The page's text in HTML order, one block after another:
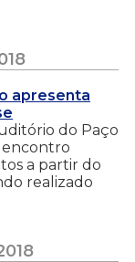
apresenta
do Paço
encontro
a partir do
realizado